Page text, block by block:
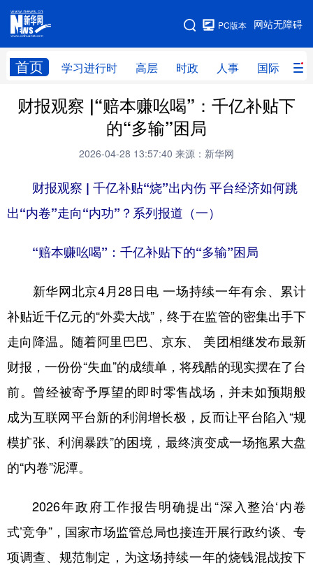
网站无障碍
PC版本
首页 学习进行时 高层 时政 人事 国际 财
网站地图
学习进行时 高层 时政 人事
财经 网评
科技 科创 量子 体育
健康
访谈 视频 图片 政务
食品 人居 信息化 数字经济
学术中国 乡村振兴 银龄 溯源中国
城市 旅游 能源 会展
彩票 娱乐 时尚 悦读
地方频道
北京 天津 河北 山西
财报观察 |“赔本赚吆喝”：千亿补贴下
的“多输”困局
2026-04-28 13:57:40 来源：新华网
财报观察 | 千亿补贴“烧”出内伤 平台经济如何跳
出“内卷”走向“内功”？ 系列 报道（一）
“赔本赚吆喝”：千亿补贴下的“多输”困局
新华网北京4月28日电 一场持续一年有余、累计
补贴近千亿元的“外卖大战”，终于在监管的密集出手下
走向降温。随着阿里巴巴、京东、 美团相继发布最新
财报，一份份“失血”的成绩单，将残酷的现实摆在了台
前。曾经被寄予厚望的即时零售战场，并未如预期般
成为互联网平台新的利润增长极，反而让平台陷入“规
模扩张、利润暴跌”的困境，最终演变成一场拖累大盘
的“内卷”泥潭。
2026年政府工作报告明确提出“深入整治‘内卷
式’竞争”，国家市场监管总局也接连开展行政约谈、专
项调查、规范制定，为这场持续一年的烧钱混战按下